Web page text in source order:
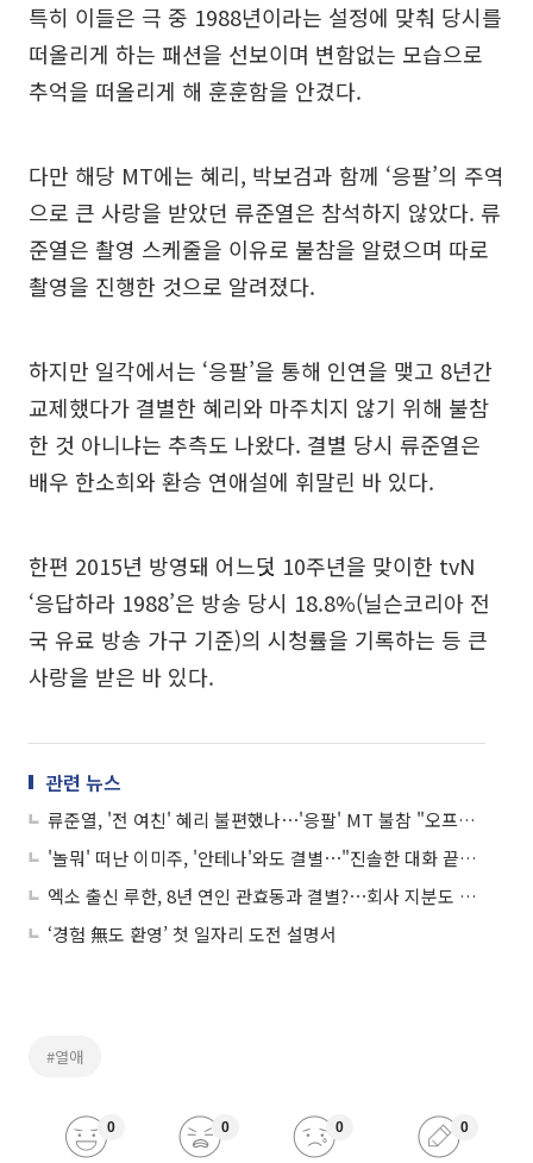
특히 이들은 극 중 1988년이라는 설정에 맞춰 당시를
떠올리게 하는 패션을 선보이며 변함없는 모습으로
추억을 떠올리게 해 훈훈함을 안겼다.
다만 해당 MT에는 혜리, 박보검과 함께 ‘응팔’의 주역
으로 큰 사랑을 받았던 류준열은 참석하지 않았다. 류
준열은 촬영 스케줄을 이유로 불참을 알렸으며 따로
촬영을 진행한 것으로 알려졌다.
하지만 일각에서는 ‘응팔’을 통해 인연을 맺고 8년간
교제했다가 결별한 혜리와 마주치지 않기 위해 불참
한 것 아니냐는 추측도 나왔다. 결별 당시 류준열은
배우 한소희와 환승 연애설에 휘말린 바 있다.
한편 2015년 방영돼 어느덧 10주년을 맞이한 tvN
‘응답하라 1988’은 방송 당시 18.8%(닐슨코리아 전
국 유료 방송 가구 기준)의 시청률을 기록하는 등 큰
사랑을 받은 바 있다.
관련 뉴스
류준열, '전 여친' 혜리 불편했나⋯'응팔' MT 불참 "오프닝 따로 촬영"
'놀뭐' 떠난 이미주, '안테나'와도 결별⋯"진솔한 대화 끝에 11월 마침표"
엑소 출신 루한, 8년 연인 관효동과 결별?⋯회사 지분도 분할 "이미 이별"
‘경험 無도 환영’ 첫 일자리 도전 설명서
#열애
0 0 0 0